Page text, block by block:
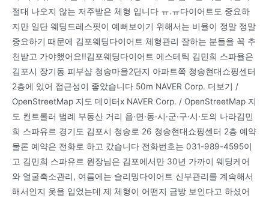
절대 나오지 않는 저주받은 체형 입니다 ㅠ.ㅠ다이어트도 중요하
지만 일단 웨딩드레스핏이 예뻐보이기 위해서는 비율이 정말 정말
중요하기 때문에 김포웨딩다이어트 체형관리 잘하는 분들을 꼭 추
천받고 가야했어요!!김포웨딩다이어트 에스테틱 김민희 스파율은
김포시 장기동 피부샵 청송마을2단지 아파트쪽 청송현대쇼핑센터
2층에 있어 접근성이 좋았습니다 50m NAVER Corp. 더보기 /
OpenStreetMap 지도 데이터x NAVER Corp. / OpenStreetMap 지
도 컨트롤러 범례 부동산 거리 읍·면·동·시·군·구·시·도의 나라김민
희 스파유르 경기도 김포시 청송로 26 청송현대쇼핑센터 2층 예약
물론 예약은 전화로 하고 갔습니다 전화번호는 031-989-4595이
고 김민희 스파유르 원장님은 김포에서만 30년 가까이 웨딩케어
와 얼굴축소관리, 여름에는 슬리밍다이어트 신부관리를 계속해서
해서인지 옷을 입었는데 제 체형이 어떤지 금방 보인다고 하셨어